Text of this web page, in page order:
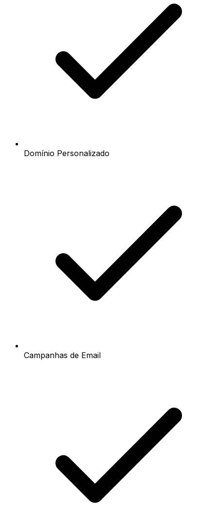
Domínio Personalizado
Campanhas de Email